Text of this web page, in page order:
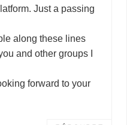
Just a passing
along these lines
and other groups I
forward to your